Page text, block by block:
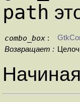
path
combo_box :
Возвращает :